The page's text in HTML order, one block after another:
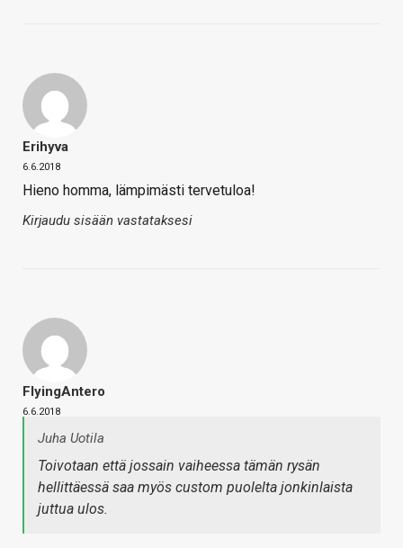
Erihyva
6.6.2018
Hieno homma, lämpimästi tervetuloa!
Kirjaudu sisään vastataksesi
FlyingAntero
6.6.2018
Juha Uotila
Toivotaan että jossain vaiheessa tämän rysän
hellittäessä saa myös custom puolelta jonkinlaista
juttua ulos.